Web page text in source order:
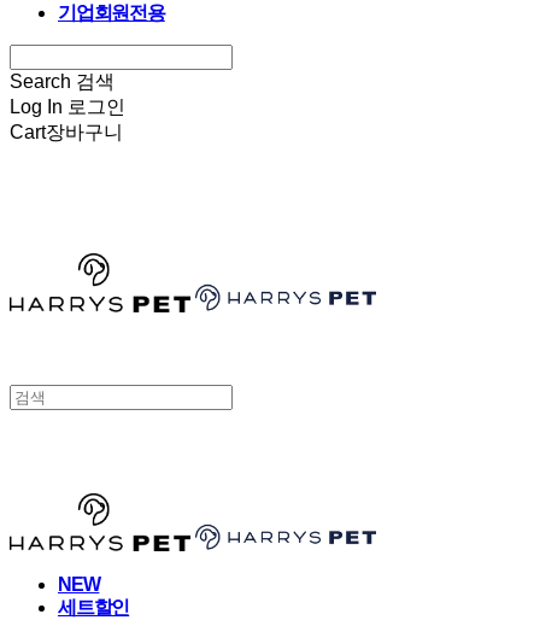
기업회원전용
Search 검색
Log In 로그인
Cart장바구니
NEW
세트할인